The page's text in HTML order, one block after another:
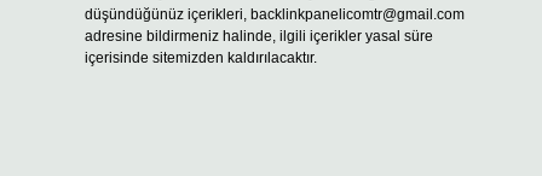
düşündüğünüz içerikleri, backlinkpanelicomtr@gmail.com
adresine bildirmeniz halinde, ilgili içerikler yasal süre
içerisinde sitemizden kaldırılacaktır.